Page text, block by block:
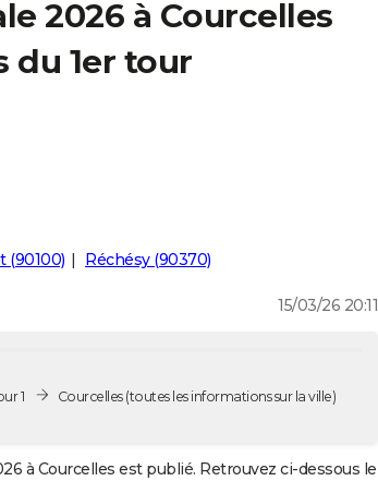
2026 à Courcelles
du 1er tour
(90100) Réchésy (90370)
15/03/26 20:11
1
Courcelles(toutes les informations sur la ville)
à Courcelles est publié. Retrouvez ci-dessous le